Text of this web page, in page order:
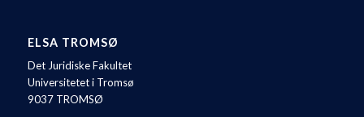
ELSA TROMSØ
Det Juridiske Fakultet
Universitetet i Tromsø
9037 TROMSØ